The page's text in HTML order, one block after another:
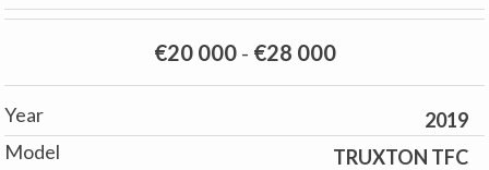
€20 000- €28 000
Year
2019
Model
TRUXTON TFC